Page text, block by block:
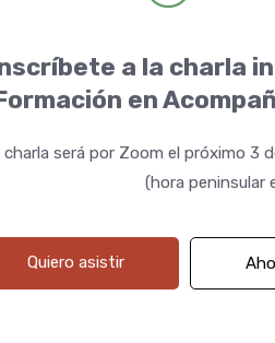
Fechas 01 abril
a la charla
en
charla será por Zoom el próximo 3
(hora peninsular
Quiero asistir